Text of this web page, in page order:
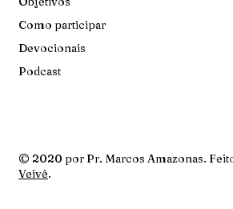
Como participar
Devocionais
Podcast
© 2020 por Pr. Marcos Amazonas.
Veivê.